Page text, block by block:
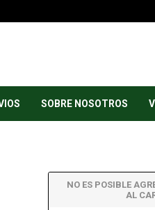
SOBRE NOSOTROS
NO ES POSIBLE
AL